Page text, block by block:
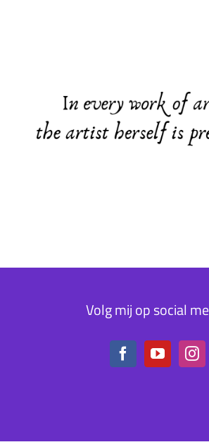
Volg mij op social